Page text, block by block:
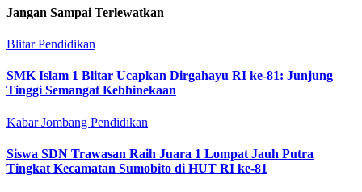
Jangan Sampai Terlewatkan
BlitarPendidikan
SMK Islam 1 Blitar Ucapkan Dirgahayu RI ke-81: Junjung
Tinggi Semangat Kebhinekaan
Kabar Jombang Pendidikan
Siswa SDN Trawasan Raih Juara 1 Lompat Jauh Putra
Tingkat Kecamatan Sumobito di HUT RI ke-81